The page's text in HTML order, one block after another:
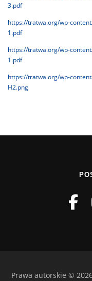
3.pdf
https://tratwa.org/wp-
1.pdf
https://tratwa.org/wp-
1.pdf
https://tratwa.org/wp-
H2.png
Prawa autorskie ©